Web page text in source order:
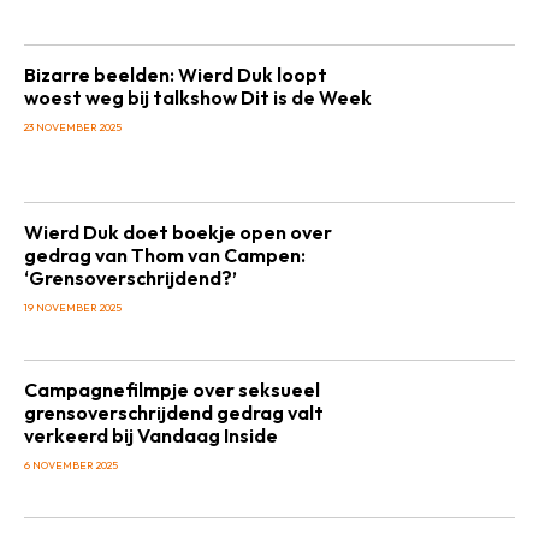
Bizarre beelden: Wierd Duk loopt
woest weg bij talkshow Dit is de Week
23 NOVEMBER 2025
Wierd Duk doet boekje open over
gedrag van Thom van Campen:
‘Grensoverschrijdend?’
19 NOVEMBER 2025
Campagnefilmpje over seksueel
grensoverschrijdend gedrag valt
verkeerd bij Vandaag Inside
6 NOVEMBER 2025